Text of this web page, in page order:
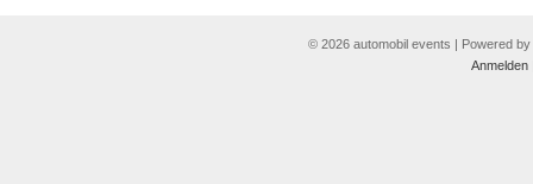
© 2026 automobil events | Powered by
Anmelden|